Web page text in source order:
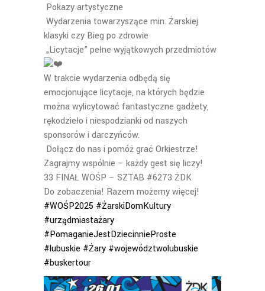
Pokazy artystyczne
Wydarzenia towarzyszące min. Żarskiej
klasyki czy Bieg po zdrowie
„Licytacje” pełne wyjątkowych przedmiotów
W trakcie wydarzenia odbędą się
emocjonujące licytacje, na których będzie
można wylicytować fantastyczne gadżety,
rękodzieło i niespodzianki od naszych
sponsorów i darczyńców.
Dołącz do nas i pomóż grać Orkiestrze!
Zagrajmy wspólnie – każdy gest się liczy!
33 FINAŁ WOŚP – SZTAB #6273 ŻDK
Do zobaczenia! Razem możemy więcej!
#WOŚP2025 #ŻarskiDomKultury
#urządmiastażary
#PomaganieJestDziecinnieProste
#lubuskie #Żary #województwolubuskie
#buskertour